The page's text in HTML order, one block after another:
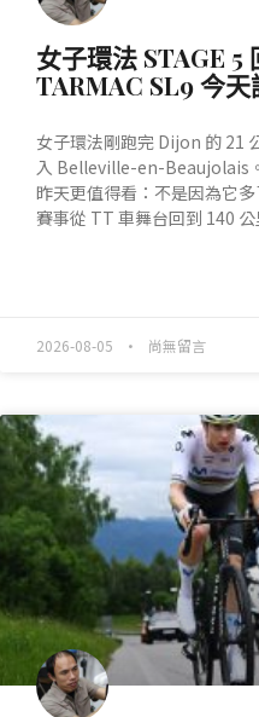
女子環法 STAGE 5
TARMAC SL9 今
女子環法剛跑完 Dijon 的 21
入 Belleville-en-Beaujolais
昨天更值得看：不是因為它
賽事從 TT 車舞台回到 140
2026-08-05 尚無留言